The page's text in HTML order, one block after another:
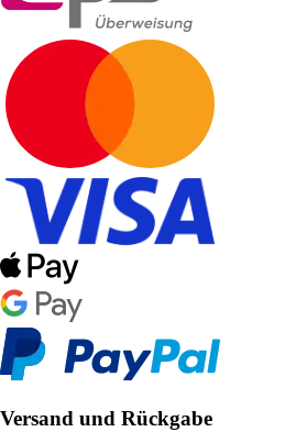
Versand und Rückgabe